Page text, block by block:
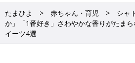
たまひよ 赤ちゃん・育児
シャ
か」「1番好き」さわやかな香りがたま
イーツ4選